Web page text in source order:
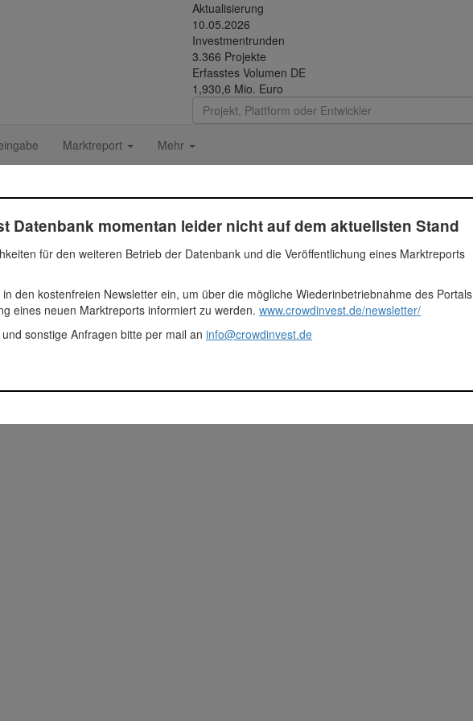
Aktualisierung
10.05.2026
Investmentrunden
3.366 Projekte
Erfasstes Volumen DE
1,930,6 Mio. Euro
Marktreport Mehr
350.000 Euro
350000
Immobilien
Datenbank momentan leider nicht auf dem aktuellsten Stand
für den weiteren Betrieb der Datenbank und die Veröffentlichung eines Marktreports
den kostenfreien Newsletter ein, um über die mögliche Wiederinbetriebnahme des Portals
eines neuen Marktreports informiert zu werden. www.crowdinvest.de/newsletter/
sonstige Anfragen bitte per mail an info@crowdinvest.de